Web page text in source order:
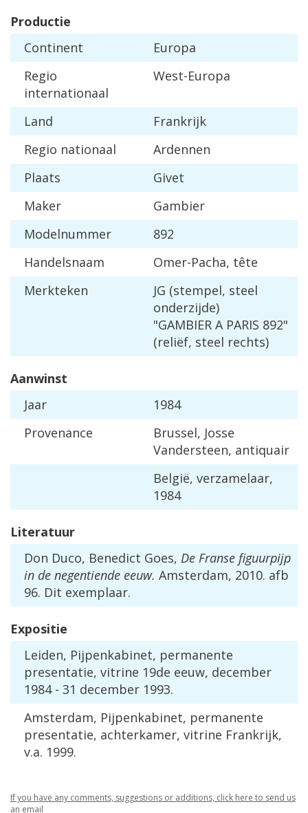
Productie
Continent
Europa
Regio
internationaal
West-Europa
Land
Frankrijk
Regio nationaal
Ardennen
Plaats
Givet
Maker
Gambier
Modelnummer
892
Handelsnaam
Omer-Pacha, tête
Merkteken
JG (stempel, steel
onderzijde)
"GAMBIER A PARIS 892"
(reliëf, steel rechts)
Aanwinst
Jaar
1984
Provenance
Brussel, Josse
Vandersteen, antiquair
België, verzamelaar,
1984
Literatuur
Don Duco, Benedict Goes, De Franse figuurpijp
in de negentiende eeuw. Amsterdam, 2010. afb
96. Dit exemplaar.
Expositie
Leiden, Pijpenkabinet, permanente
presentatie, vitrine 19de eeuw, december
1984 - 31 december 1993.
Amsterdam, Pijpenkabinet, permanente
presentatie, achterkamer, vitrine Frankrijk,
v.a. 1999.
If you have any comments, suggestions or additions, click here to send us
an email